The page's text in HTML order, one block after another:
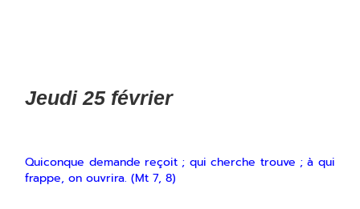
Jeudi 25 février
Quiconque demande reçoit ; qui cherche trouve ; à qui
frappe, on ouvrira. (Mt 7, 8)